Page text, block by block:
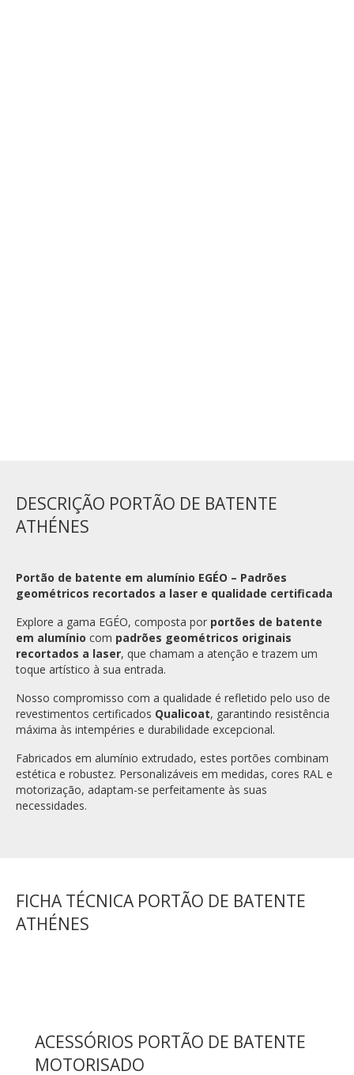
DESCRIÇÃO PORTÃO DE BATENTE
ATHÉNES
Portão de batente em alumínio EGÉO – Padrões
geométricos recortados a laser e qualidade certificada
Explore a gama EGÉO, composta por portões de batente
em alumínio com padrões geométricos originais
recortados a laser, que chamam a atenção e trazem um
toque artístico à sua entrada.
Nosso compromisso com a qualidade é refletido pelo uso de
revestimentos certificados Qualicoat, garantindo resistência
máxima às intempéries e durabilidade excepcional.
Fabricados em alumínio extrudado, estes portões combinam
estética e robustez. Personalizáveis em medidas, cores RAL e
motorização, adaptam-se perfeitamente às suas
necessidades.
FICHA TÉCNICA PORTÃO DE BATENTE
ATHÉNES
ACESSÓRIOS PORTÃO DE BATENTE
MOTORISADO